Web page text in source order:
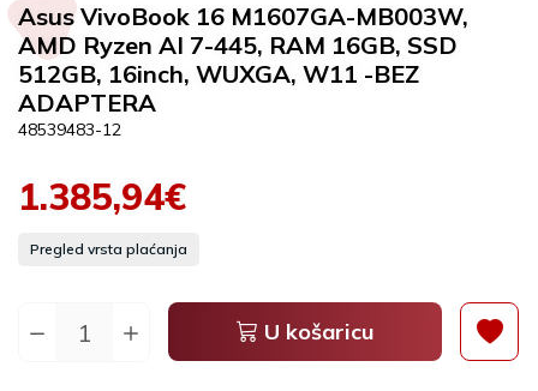
Asus VivoBook 16 M1607GA-MB003W,
AMD Ryzen AI 7-445, RAM 16GB, SSD
512GB, 16inch, WUXGA, W11 -BEZ
ADAPTERA
48539483-12
1.385,94€
Pregled vrsta plaćanja
U košaricu